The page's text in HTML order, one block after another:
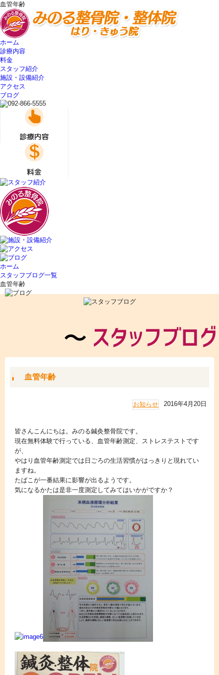
血管年齢
ホーム
診療内容
料金
スタッフ紹介
施設・設備紹介
アクセス
ブログ
ホーム
スタッフブログ一覧
血管年齢
血管年齢
2016年4月20日
お知らせ
皆さんこんにちは。みのる鍼灸整骨院です。
現在無料体験で行っている、血管年齢測定、ストレステストです
が、
やはり血管年齢測定では日ごろの生活習慣がはっきりと現れてい
ますね。
たばこが一番結果に影響が出るようです。
気になるかたは是非一度測定してみてはいかがですか？